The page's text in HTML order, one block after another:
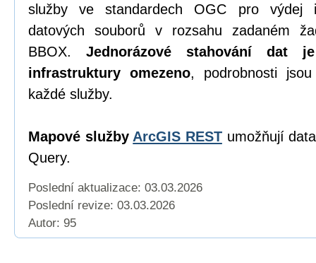
služby ve standardech OGC pro výdej
datových souborů v rozsahu zadaném
BBOX. Jednorázové stahování dat
infrastruktury omezeno, podrobnosti
každé služby.
Mapové služby ArcGIS RESTumožňují
Query.
Poslední aktualizace: 03.03.2026
Poslední revize: 03.03.2026
Autor: 95